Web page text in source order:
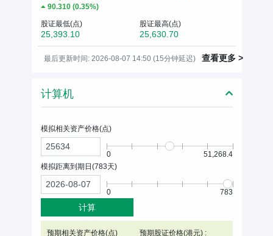
90.310(0.35%)
股证最低(点)
25,393.10
股证最高(点)
25,630.70
最后更新时间: 2026-08-07 14:50 (15分钟延迟) 查看更多 >
计算机
模拟相关资产价格(点)
0
51,268.4
模拟距离到期日(783天)
0 783
计算
预期相关资产价格(点) 预期股证价格(港元) :